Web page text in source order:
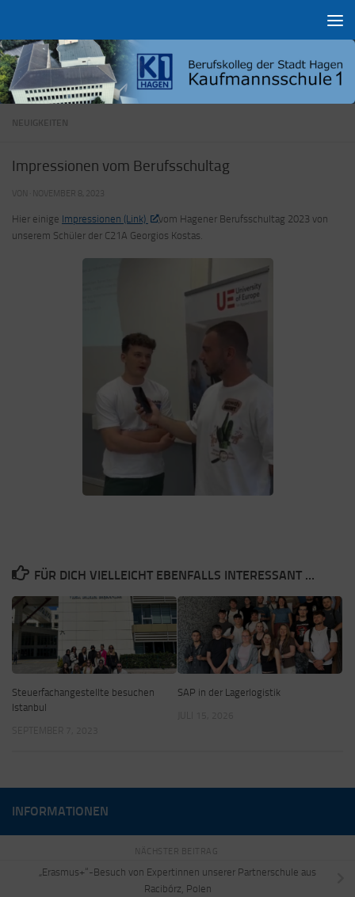
NEUIGKEITEN
Impressionen vom Berufsschultag
VON NOVEMBER 8, 2023
Hier einige Impressionen (Link)
vom Hagener Berufsschultag 2023 von
unserem Schüler der C21A Georgios Kostas.
FÜR DICH VIELLEICHT EBENFALLS INTERESSANT …
Steuerfachangestellte besuchen
Istanbul
SAP in der Lagerlogistik
INFORMATIONEN
NÄCHSTER BEITRAG
„Erasmus+“-Besuch von Expertinnen unserer Partnerschule aus
Racibórz, Polen